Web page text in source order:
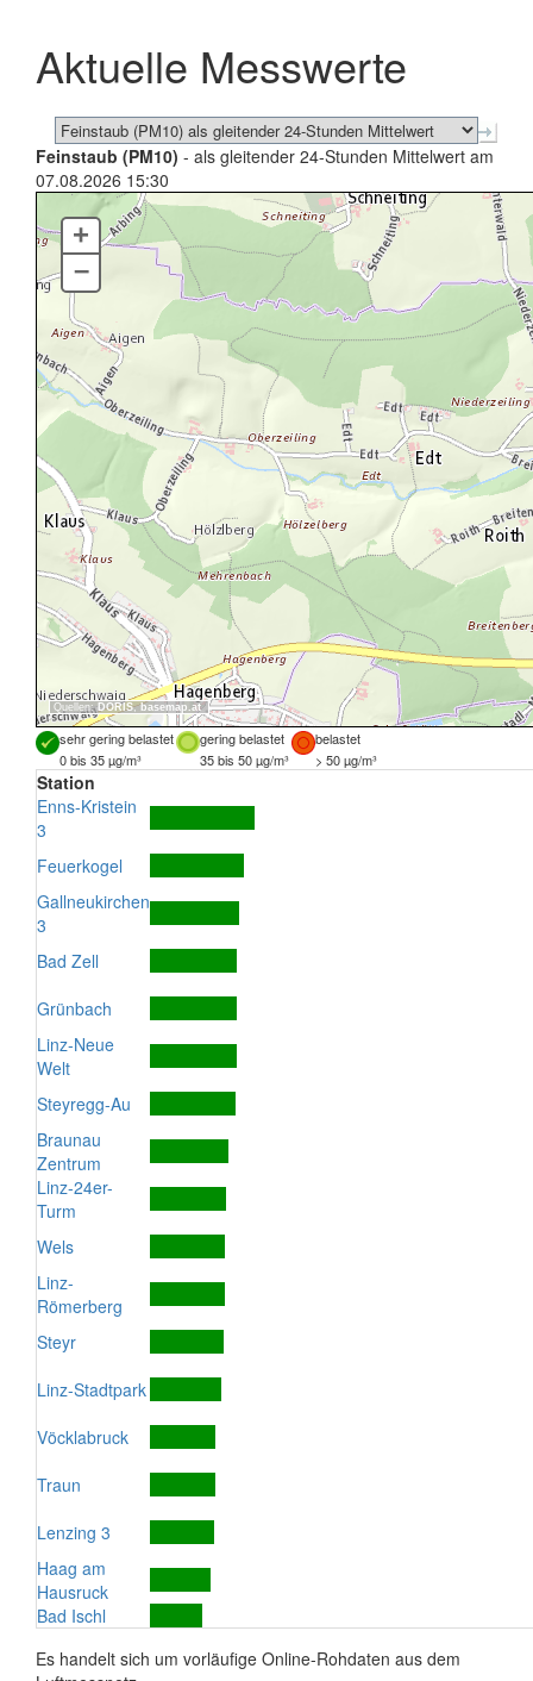
schließen
Aktuelle Messwerte
Feinstaub (PM10) - als gleitender 24-Stunden Mittelwert am
07.08.2026 15:30
Quellen: DORIS,basemap.at
+
–
sehr gering belastet gering belastet
belastet
0 bis 35 µg/m³
35 bis 50 µg/m³ > 50 µg/m³
Station
Enns-Kristein
3
Feuerkogel
Gallneukirchen
3
Bad Zell
Grünbach
Linz-Neue
Welt
Steyregg-Au
Braunau
Zentrum
Linz-24er-
Turm
Wels
Linz-
Römerberg
Steyr
Linz-Stadtpark
Vöcklabruck
Traun
Lenzing 3
Haag am
Hausruck
Bad Ischl
Es handelt sich um vorläufige Online-Rohdaten aus dem